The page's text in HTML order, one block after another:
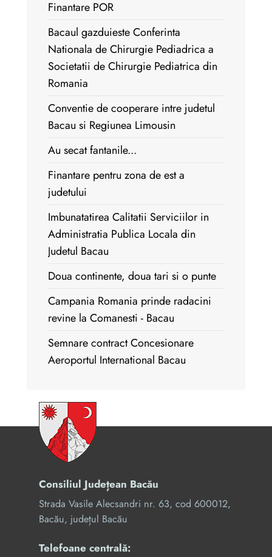
Finantare POR
Bacaul gazduieste Conferinta
Nationala de Chirurgie Pediadrica a
Societatii de Chirurgie Pediatrica din
Romania
Conventie de cooperare intre judetul
Bacau si Regiunea Limousin
Au secat fantanile...
Finantare pentru zona de est a
judetului
Imbunatatirea Calitatii Serviciilor in
Administratia Publica Locala din
Judetul Bacau
Doua continente, doua tari si o punte
Campania Romania prinde radacini
revine la Comanesti - Bacau
Semnare contract Concesionare
Aeroportul International Bacau
Consiliul Județean Bacău
Strada Vasile Alecsandri nr. 63, cod 600012,
Bacău, județul Bacău
Telefoane centrală: